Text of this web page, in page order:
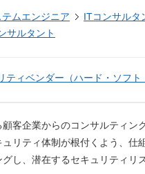
ムエンジニア
ITコンサルタ
サルタント
ティベンダー（ハード・ソフト
客企業からのコンサルティン
リティ体制が根付くよう、仕
し、潜在するセキュリティリ